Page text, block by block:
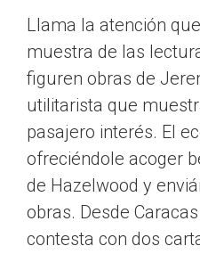
Llama la atención
muestra de las
figuren obras de
utilitarista que
pasajero interés. El
ofreciéndole acoger
de Hazelwood y
obras. Desde
contesta con dos